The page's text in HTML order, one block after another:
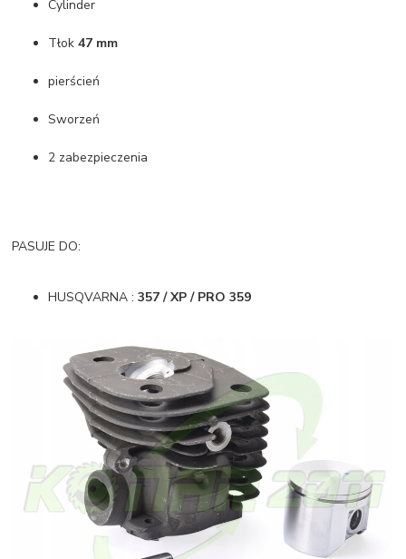
Cylinder
Tłok47 mm
pierścień
Sworzeń
2 zabezpieczenia
PASUJE DO:
HUSQVARNA :357 / XP / PRO 359